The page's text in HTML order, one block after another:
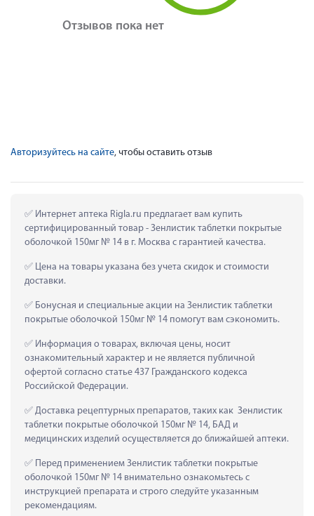
Отзывов пока нет
Авторизуйтесь на сайте, чтобы оставить отзыв
Интернет аптека Rigla.ru предлагает вам купить
сертифицированный товар - Зенлистик таблетки покрытые
оболочкой 150мг № 14 в г. Москва с гарантией качества.
Цена на товары указана без учета скидок и стоимости
доставки.
Бонусная и специальные акции на Зенлистик таблетки
покрытые оболочкой 150мг № 14 помогут вам сэкономить.
Информация о товарах, включая цены, носит
ознакомительный характер и не является публичной
офертой согласно статье 437 Гражданского кодекса
Российской Федерации.
Доставка рецептурных препаратов, таких как  Зенлистик
таблетки покрытые оболочкой 150мг № 14, БАД и
медицинских изделий осуществляется до ближайшей аптеки.
Перед применением Зенлистик таблетки покрытые
оболочкой 150мг № 14 внимательно ознакомьтесь с
инструкцией препарата и строго следуйте указанным
рекомендациям.